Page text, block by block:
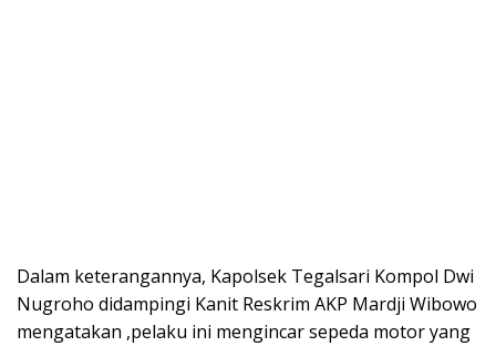
Dalam keterangannya, Kapolsek Tegalsari Kompol Dwi
Nugroho didampingi Kanit Reskrim AKP Mardji Wibowo
mengatakan ,pelaku ini mengincar sepeda motor yang